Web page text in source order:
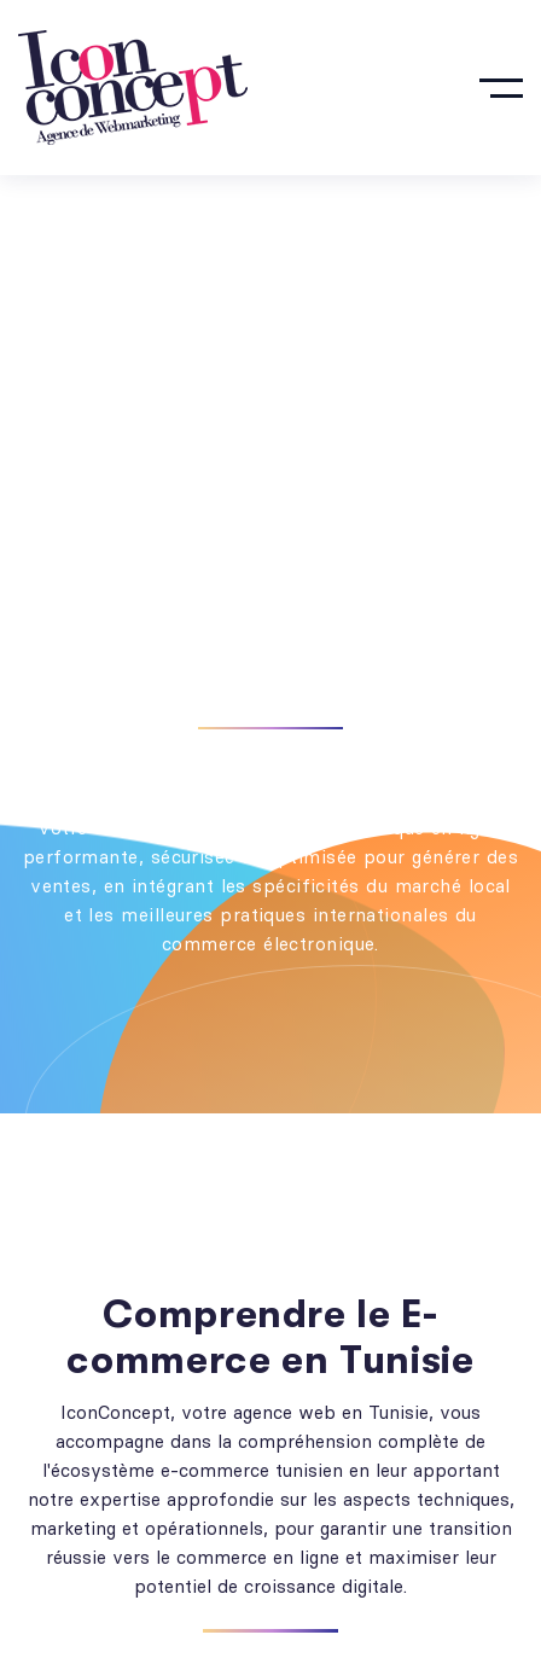
votre vision commerciale en une boutique en ligne
performante, sécurisée et optimisée pour générer des
ventes, en intégrant les spécificités du marché local
et les meilleures pratiques internationales du
commerce électronique.
Comprendre le E-
commerce en Tunisie
IconConcept, votre agence web en Tunisie, vous
accompagne dans la compréhension complète de
l'écosystème e-commerce tunisien en leur apportant
notre expertise approfondie sur les aspects techniques,
marketing et opérationnels, pour garantir une transition
réussie vers le commerce en ligne et maximiser leur
potentiel de croissance digitale.